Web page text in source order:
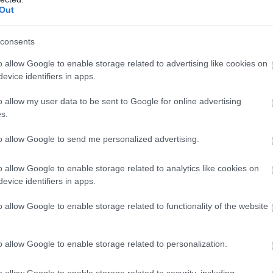
allow Google to enable storage related to advertising like cookies on
identifiers in apps.
allow my user data to be sent to Google for online advertising
allow Google to send me personalized advertising.
allow Google to enable storage related to analytics like cookies on
identifiers in apps.
allow Google to enable storage related to functionality of the website
allow Google to enable storage related to personalization.